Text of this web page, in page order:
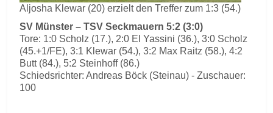
Aljosha Klewar (20) erzielt den Treffer zum 1:3 (54.)
SV Münster – TSV Seckmauern 5:2 (3:0)
Tore: 1:0 Scholz (17.), 2:0 El Yassini (36.), 3:0 Scholz
(45.+1/FE), 3:1 Klewar (54.), 3:2 Max Raitz (58.), 4:2
Butt (84.), 5:2 Steinhoff (86.)
Schiedsrichter: Andreas Böck (Steinau) - Zuschauer:
100